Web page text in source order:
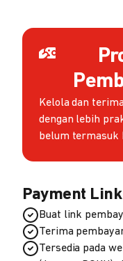
Kelola dan
dengan lebih
belum termasuk
Payment Link
Buat link
Terima
Tersedia pada